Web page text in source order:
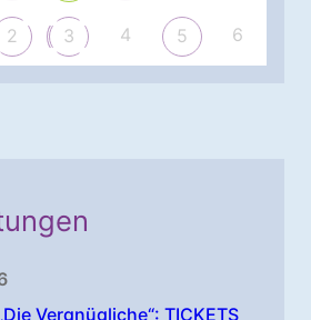
2 3 4 5 6
Vergnügliche“: TICKETS